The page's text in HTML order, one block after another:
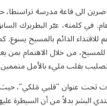
الى قاعة مدرسة
يسوع على مدار 60 عام. في كلمته،
الدائم بالمسيح يسوع.
للمسيح، من خلال الاهتمام
بقلب مليء بالأمل
تحت عنوان "قلبي مَلكي"،
البشر بدلاً من أن السيطرة